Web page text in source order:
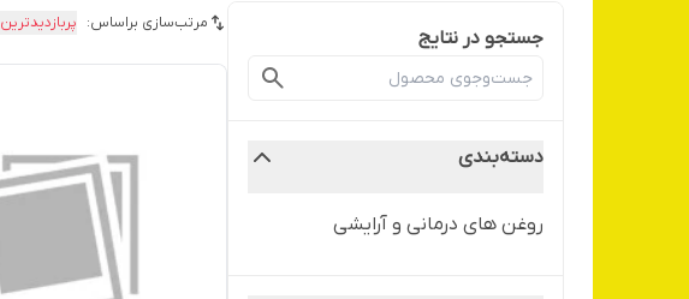
جستجو در نتایج
دسته‌بندی
روغن های درمانی و آرایشی
مرتب‌سازی براساس: پربازدیدترین